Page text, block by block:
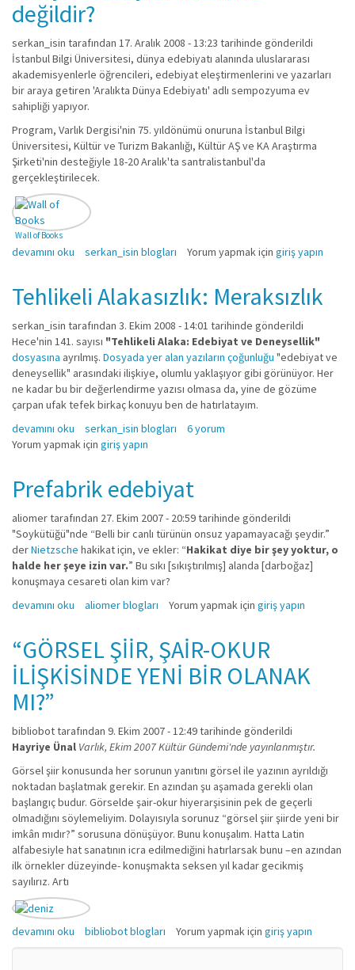
değildir?
serkan_isin tarafından 17. Aralık 2008 - 13:23 tarihinde gönderildi
İstanbul Bilgi Üniversitesi, dünya edebiyatı alanında uluslararası
akademisyenlerle öğrencileri, edebiyat eleştirmenlerini ve yazarları
bir araya getiren 'Aralıkta Dünya Edebiyatı' adlı sempozyuma ev
sahipliği yapıyor.
Program, Varlık Dergisi'nin 75. yıldönümü onuruna İstanbul Bilgi
Üniversitesi, Kültür ve Turizm Bakanlığı, Kültür AŞ ve KA Araştırma
Şirketi'nin desteğiyle 18-20 Aralık'ta santralistanbul'da
gerçekleştirilecek.
Wall of Books
Dünya Edebiyatı nedir, ne değildir? hakkında
devamını oku serkan_isin blogları Yorum yapmak için giriş yapın
Tehlikeli Alakasızlık: Meraksızlık
serkan_isin tarafından 3. Ekim 2008 - 14:01 tarihinde gönderildi
Hece'nin 141. sayısı "Tehlikeli Alaka: Edebiyat ve Deneysellik"
dosyasına ayrılmış. Dosyada yer alan yazıların çoğunluğu "edebiyat ve
deneysellik" arasındaki ilişkiye, olumlu yaklaşıyor gibi görünüyor. Her
ne kadar bu bir değerlendirme yazısı olmasa da, yine de gözüme
çarpan ufak tefek birkaç konuyu ben de hatırlatayım.
Tehlikeli Alakasızlık: Meraksızlık hakkında
devamını oku serkan_isin blogları
6 yorum
Yorum yapmak için giriş yapın
Prefabrik edebiyat
aliomertarafından 27. Ekim 2007 - 20:59 tarihinde gönderildi
"Soykütüğü"nde “Belli bir canlı türünün onsuz yapamayacağı şeydir.”
derNietzsche hakikat için, ve ekler: “Hakikat diye bir şey yoktur, o
halde her şeye izin var.” Bu sıkı [sıkıştırılmış] alanda [darboğaz]
konuşmaya cesareti olan kim var?
Prefabrik edebiyat hakkında
devamını oku aliomer blogları Yorum yapmak için giriş yapın
“GÖRSEL ŞİİR, ŞAİR-OKUR
İLİŞKİSİNDE YENİ BİR OLANAK
MI?”
bibliobottarafından 9. Ekim 2007 - 12:49 tarihinde gönderildi
Hayriye Ünal Varlık, Ekim 2007 Kültür Gündemi'nde yayınlanmıştır.
Görsel şiir konusunda her sorunun yanıtını görsel ile yazının ayrıldığı
noktadan başlatmak gerekir. En azından şu aşamada gerekli olan
başlangıç budur. Görselde şair-okur hiyerarşisinin pek de geçerli
olmadığını söylemeliyim. Dolayısıyla sorunuz “görsel şiir şiirde yeni bir
imkân mıdır?” sorusuna dönüşüyor. Bunu konuşalım. Hatta Latin
alfabesiyle hat sanatının icra edilmediğini hatırlarsak bunu –en azından
ilk örnekler düzeyinde- konuşmakta seksen yıl kadar gecikmiş
sayılırız. Artı
“GÖRSEL ŞİİR, ŞAİR-OKUR İLİŞKİSİNDE YENİ BİR OLANAK MI?” hakkında
devamını oku bibliobot blogları Yorum yapmak için giriş yapın